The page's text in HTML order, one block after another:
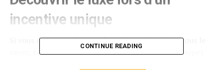
incentive unique
Si vous êtes organisateur de sessions incentive, vous le
savez, trouver le lieu parfait pour motiver ses troupes
CONTINUE READING